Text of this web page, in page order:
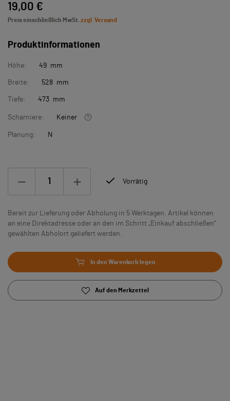
19,00 €
Preis einschließlich MwSt. zzgl. Versand
Produktinformationen
Höhe: 49 mm
Breite: 528 mm
Tiefe: 473 mm
Scharniere: Keiner
Planung: N
Vorrätig
Bereit zur Lieferung oder Abholung in 5 Werktagen. Artikel können
an eine Direktadresse oder an den im Schritt „Einkauf abschließen“
gewählten Abholort geliefert werden.
In den Warenkorb legen
Auf den Merkzettel